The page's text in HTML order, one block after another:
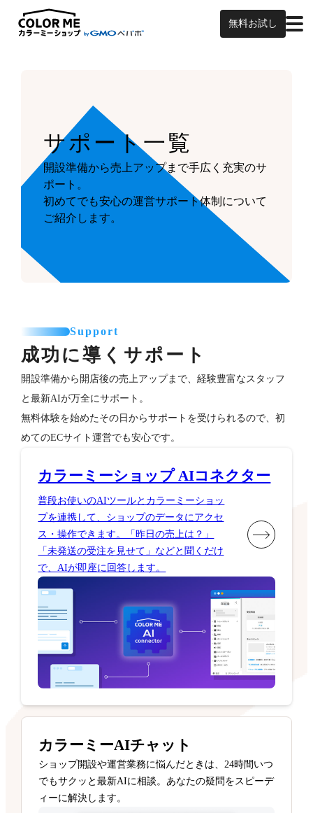
無料お試し
サポート一覧
開設準備から売上アップまで手広く充実のサ
ポート。
初めてでも安心の運営サポート体制について
ご紹介します。
Support
成功に導くサポート
開設準備から開店後の売上アップまで、経験豊富なスタッフ
と最新AIが万全にサポート。
無料体験を始めたその日からサポートを受けられるので、初
めてのECサイト運営でも安心です。
カラーミーショップ AIコネクター
普段お使いのAIツールとカラーミーショッ
プを連携して、ショップのデータにアクセ
ス・操作できます。「昨日の売上は？」
「未発送の受注を見せて」などと聞くだけ
で、AIが即座に回答します。
カラーミーAIチャット
ショップ開設や運営業務に悩んだときは、24時間いつ
でもサクッと最新AIに相談。あなたの疑問をスピーデ
ィーに解決します。